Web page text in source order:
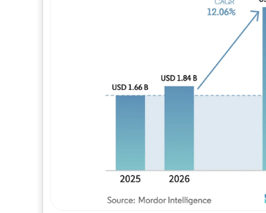
画像 © Mordor